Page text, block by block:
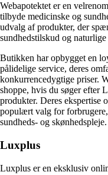
Webapotektet er en
tilbyde medicinske og
udvalg af produkter, der
sundhedstilskud og
Butikken har opbygget en
pålidelige service, deres
konkurrencedygtige priser.
shoppe, hvis du søger efter
produkter. Deres ekspertise
populært valg for
sundheds- og skønhedspleje.
Luxplus
Luxplus er en eksklusiv